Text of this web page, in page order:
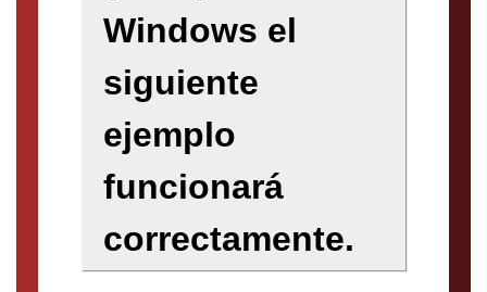
Windows el
siguiente
ejemplo
funcionará
correctamente.